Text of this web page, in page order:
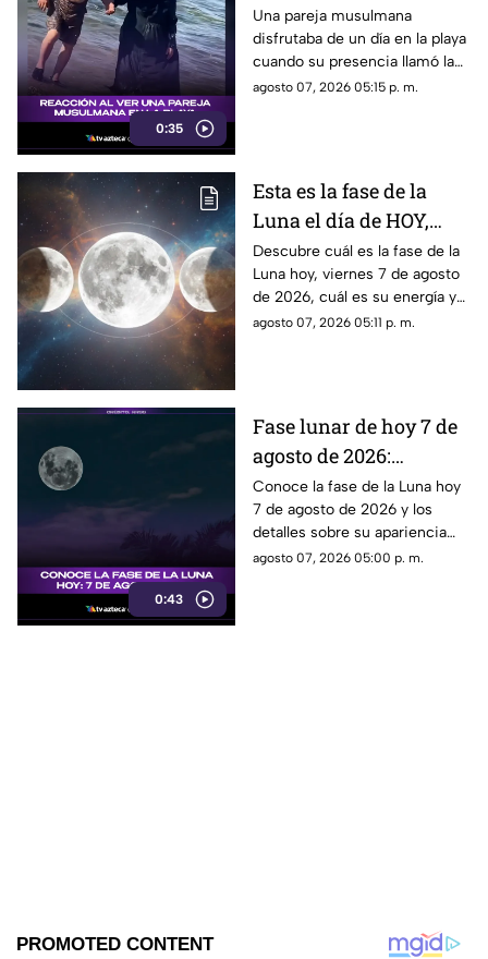
0:35
en la playa provoca
reacciones
Una pareja musulmana
disfrutaba de un día en la playa
cuando su presencia llamó la
atención de los presentes.
agosto 07, 2026 05:15 p. m.
Esta es la fase de la
Luna el día de HOY,
viernes 7 de agosto de
2026: ¿Cómo se verá el
astro durante la noche?
Descubre cuál es la fase de la
Luna hoy, viernes 7 de agosto
de 2026, cuál es su energía y
cómo nos podría afectar.
agosto 07, 2026 05:11 p. m.
0:43
Fase lunar de hoy 7 de
agosto de 2026:
descubre cómo luce la
Luna y su significado
Conoce la fase de la Luna hoy
7 de agosto de 2026 y los
detalles sobre su apariencia
durante esta jornada.
agosto 07, 2026 05:00 p. m.